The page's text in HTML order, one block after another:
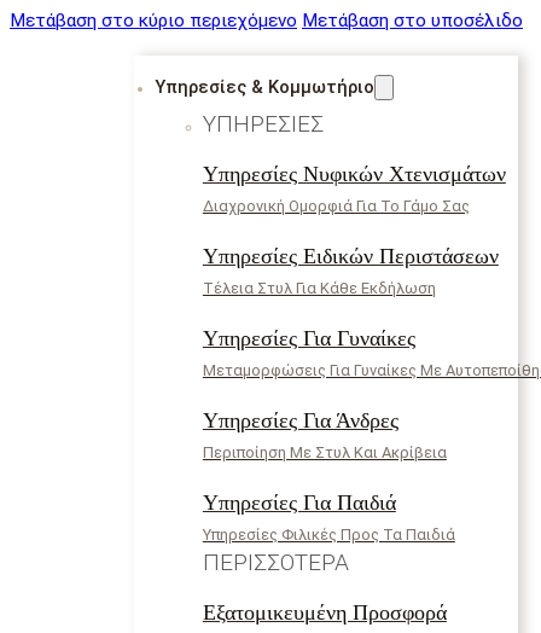
Μετάβαση στο κύριο περιεχόμενο Μετάβαση στο υποσέλιδο
Υπηρεσίες & Κομμωτήριο
ΥΠΗΡΕΣΊΕΣ
Υπηρεσίες Νυφικών Χτενισμάτων
Διαχρονική Ομορφιά Για Το Γάμο Σας
Υπηρεσίες Ειδικών Περιστάσεων
Τέλεια Στυλ Για Κάθε Εκδήλωση
Υπηρεσίες Για Γυναίκες
Μεταμορφώσεις Για Γυναίκες Με
Υπηρεσίες Για Άνδρες
Περιποίηση Με Στυλ Και Ακρίβεια
Υπηρεσίες Για Παιδιά
Υπηρεσίες Φιλικές Προς Τα Παιδιά
ΠΕΡΙΣΣΌΤΕΡΑ
Εξατομικευμένη Προσφορά